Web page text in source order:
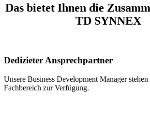
Das bietet Ihnen die
TD SYNNEX
Dedizieter Ansprechpartner
Unsere Business Development Manager
Fachbereich zur Verfügung.